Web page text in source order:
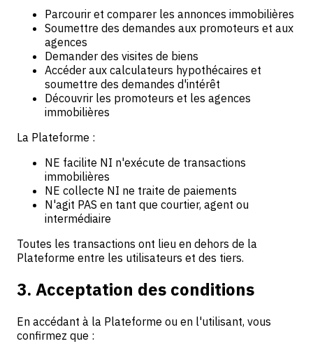
Parcourir et comparer les annonces immobilières
Soumettre des demandes aux promoteurs et aux
agences
Demander des visites de biens
Accéder aux calculateurs hypothécaires et
soumettre des demandes d'intérêt
Découvrir les promoteurs et les agences
immobilières
La Plateforme :
NE facilite NI n'exécute de transactions
immobilières
NE collecte NI ne traite de paiements
N'agit PAS en tant que courtier, agent ou
intermédiaire
Toutes les transactions ont lieu en dehors de la
Plateforme entre les utilisateurs et des tiers.
3. Acceptation des conditions
En accédant à la Plateforme ou en l'utilisant, vous
confirmez que :